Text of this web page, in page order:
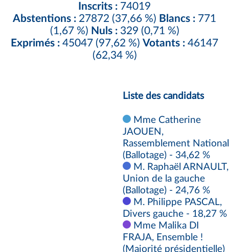
Inscrits : 74019
Abstentions : 27872 (37,66 %) Blancs : 771
(1,67 %) Nuls :329 (0,71 %)
Exprimés : 45047 (97,62 %) Votants : 46147
(62,34 %)
Liste des candidats
Mme Catherine
JAOUEN,
Rassemblement National
(Ballotage) - 34,62 %
M. Raphaël ARNAULT,
Union de la gauche
(Ballotage) - 24,76 %
M. Philippe PASCAL,
Divers gauche - 18,27 %
Mme Malika DI
FRAJA, Ensemble !
(Majorité présidentielle)